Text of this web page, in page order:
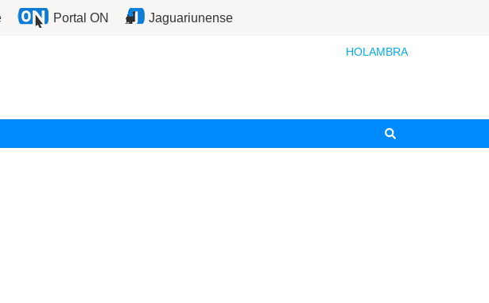
Portal ON Jaguariunense
HOLAMBRA